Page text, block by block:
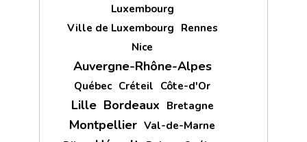
Luxembourg
Ville de Luxembourg Rennes
Nice
Auvergne-Rhône-Alpes
Québec Créteil Côte-d'Or
Lille Bordeaux Bretagne
Montpellier Val-de-Marne